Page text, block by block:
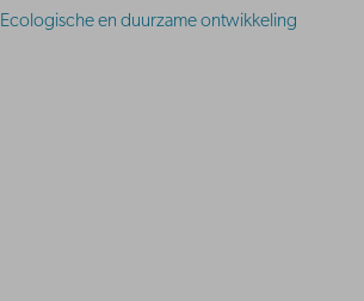
Ecologische en duurzame ontwikkeling